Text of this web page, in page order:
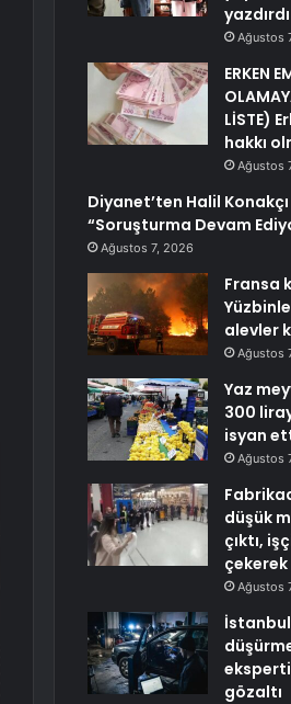
yazdırdı
Ağustos
ERKEN
LİSTE)
hakkı
Ağustos
Diyanet’ten Halil Konakçı
“Soruşturma Devam
Ağustos 7, 2026
Fransa
alevler
Ağustos
Yaz
300
isyan
Ağustos
düşük
çıktı,
çekerek
Ağustos
gözaltı